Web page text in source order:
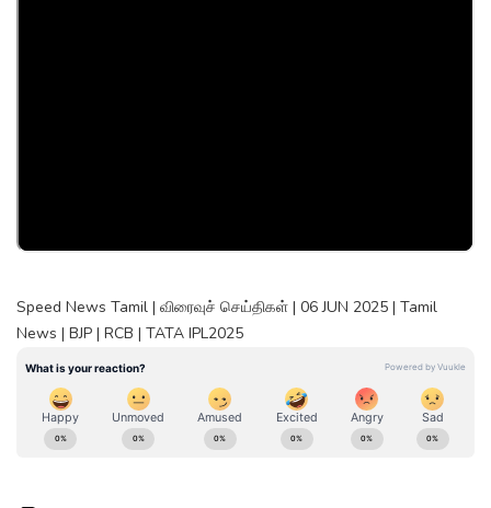
Speed News Tamil | விரைவுச் செய்திகள் | 06 JUN 2025 | Tamil
News | BJP | RCB | TATA IPL2025